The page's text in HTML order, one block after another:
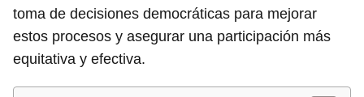
toma de decisiones democráticas para mejorar
estos procesos y asegurar una participación más
equitativa y efectiva.